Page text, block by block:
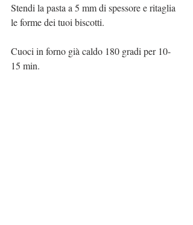
Stendi la pasta a 5 mm di spessore e ritaglia
le forme dei tuoi biscotti.
Cuoci in forno già caldo 180 gradi per 10-
15 min.